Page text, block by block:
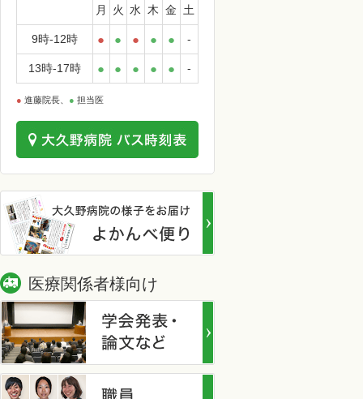
月 火 水 木 金 土
9時-12時 ● ● ● ● ● -
13時-17時 ● ● ● ● ● -
● 進藤院長、 ● 担当医
医療関係者様向け